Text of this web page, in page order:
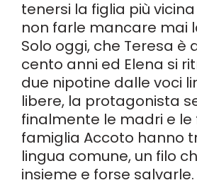
tenersi la figlia più
non farle mancare mai
Solo oggi, che Teresa è
cento anni ed Elena si
due nipotine dalle voci
libere, la protagonista
finalmente le madri e le
famiglia Accoto hanno
lingua comune, un filo
insieme e forse salvarle.